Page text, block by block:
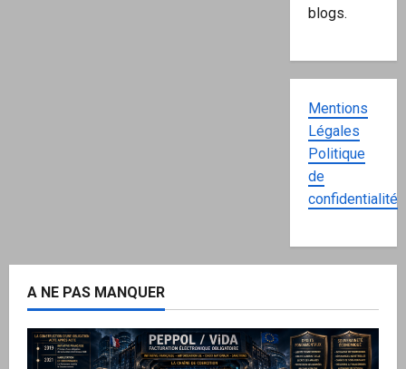
blogs.
Mentions
Légales
Politique
de
confidentialité
A NE PAS MANQUER